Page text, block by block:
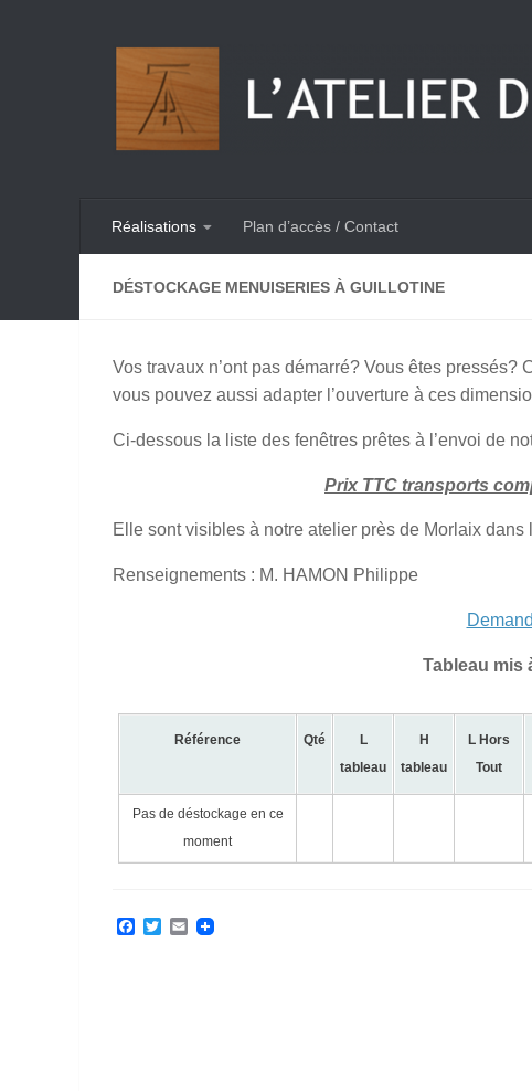
Réalisations Plan d’accès / Contact
DÉSTOCKAGE MENUISERIES À GUILLOTINE
Vos travaux n’ont pas démarré? Vous êtes
vous pouvez aussi adapter l’ouverture à ces
Ci-dessous la liste des fenêtres prêtes à l’envoi de
Prix TTC transports
Elle sont visibles à notre atelier près de Morlaix dans
Renseignements : M. HAMON Philippe
Tableau mis
Référence Qté
L
tableau
H
tableau
L Hors
Tout
Pas de déstockage en ce
moment
Facebook
Twitter
Email